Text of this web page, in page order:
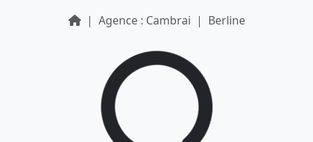
Agence : Cambrai Berline